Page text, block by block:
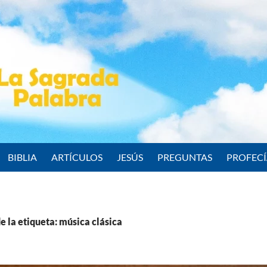
BIBLIA ARTÍCULOS JESÚS PREGUNTAS
la etiqueta: música clásica